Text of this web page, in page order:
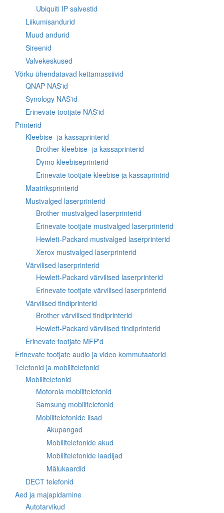
Ubiquiti IP salvestid
Liikumisandurid
Muud andurid
Sireenid
Valvekeskused
Võrku ühendatavad kettamassiivid
QNAP NAS'id
Synology NAS'id
Erinevate tootjate NAS'id
Printerid
Kleebise- ja kassaprinterid
Brother kleebise- ja kassaprinterid
Dymo kleebiseprinterid
Erinevate tootjate kleebise ja kassaprintrid
Maatriksprinterid
Mustvalged laserprinterid
Brother mustvalged laserprinterid
Erinevate tootjate mustvalged laserprinterid
Hewlett-Packard mustvalged laserprinterid
Xerox mustvalged laserprinterid
Värvilised laserprinterid
Hewlett-Packard värvilised laserprinterid
Erinevate tootjate värvilised laserprinterid
Värvilised tindiprinterid
Brother värvilised tindiprinterid
Hewlett-Packard värvilised tindiprinterid
Erinevate tootjate MFP'd
Erinevate tootjate audio ja video kommutaatorid
Telefonid ja mobiiltelefonid
Mobiiltelefonid
Motorola mobiiltelefonid
Samsung mobiiltelefonid
Mobiiltelefonide lisad
Akupangad
Mobiiltelefonide akud
Mobiiltelefonide laadijad
Mälukaardid
DECT telefonid
Aed ja majapidamine
Autotarvikud